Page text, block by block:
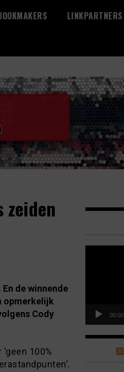
LINKPARTNERS
zeiden
de winnende
opmerkelijk
Cody
100%
00:00